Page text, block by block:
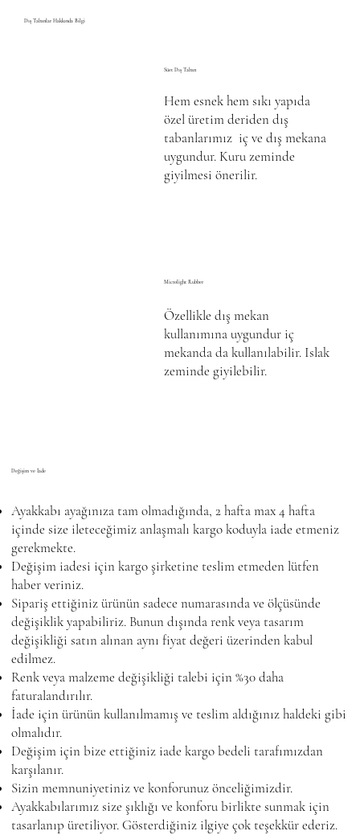
Dış Tabanlar Hakkında Bilgi
Süet Dış Taban
Microlight Rubber
Değişim ve İade
Ayakkabı ayağınıza tam olmadığında, 2 hafta max 4 hafta
içinde size ileteceğimiz anlaşmalı kargo koduyla iade etmeniz
gerekmekte.
Değişim iadesi için kargo şirketine teslim etmeden lütfen
haber veriniz.
Sipariş ettiğiniz ürünün sadece numarasında ve ölçüsünde
değişiklik yapabiliriz. Bunun dışında renk veya tasarım
değişikliği satın alınan aynı fiyat değeri üzerinden kabul
edilmez.
Renk veya malzeme değişikliği talebi için %30 daha
faturalandırılır.
İade için ürünün kullanılmamış ve teslim aldığınız haldeki gibi
olmalıdır.
Değişim için bize ettiğiniz iade kargo bedeli tarafımızdan
karşılanır.
Sizin memnuniyetiniz ve konforunuz önceliğimizdir.
Ayakkabılarımız size şıklığı ve konforu birlikte sunmak için
tasarlanıp üretiliyor. Gösterdiğiniz ilgiye çok teşekkür ederiz.
Özellikle dış mekan
kullanımına uygundur iç
mekanda da kullanılabilir. Islak
zeminde giyilebilir.
Hem esnek hem sıkı yapıda
özel üretim deriden dış
tabanlarımız iç ve dış mekana
uygundur. Kuru zeminde
giyilmesi önerilir.